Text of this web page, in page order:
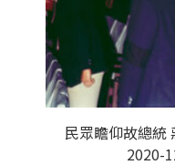
民眾瞻仰故總統
2020-